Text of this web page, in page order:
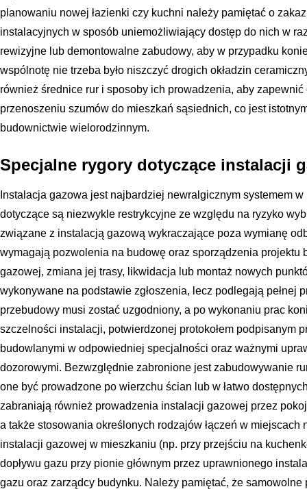
planowaniu nowej łazienki czy kuchni należy pamiętać o
instalacyjnych w sposób uniemożliwiający dostęp do nich w
rewizyjne lub demontowalne zabudowy, aby w przypadku
wspólnotę nie trzeba było niszczyć drogich okładzin
również średnice rur i sposoby ich prowadzenia, aby
przenoszeniu szumów do mieszkań sąsiednich, co jest
budownictwie wielorodzinnym.
Specjalne rygory dotyczące instalacji
Instalacja gazowa jest najbardziej newralgicznym systemem
dotyczące są niezwykle restrykcyjne ze względu na ryzyko
związane z instalacją gazową wykraczające poza wymianę
wymagają pozwolenia na budowę oraz sporządzenia projektu
gazowej, zmiana jej trasy, likwidacja lub montaż nowych
wykonywane na podstawie zgłoszenia, lecz podlegają pełnej
przebudowy musi zostać uzgodniony, a po wykonaniu prac
szczelności instalacji, potwierdzonej protokołem podpisanym
budowlanymi w odpowiedniej specjalności oraz ważnymi
dozorowymi. Bezwzględnie zabronione jest zabudowywanie
one być prowadzone po wierzchu ścian lub w łatwo
zabraniają również prowadzenia instalacji gazowej przez
a także stosowania określonych rodzajów łączeń w
instalacji gazowej w mieszkaniu (np. przy przejściu na
dopływu gazu przy pionie głównym przez uprawnionego
gazu oraz zarządcy budynku. Należy pamiętać, że